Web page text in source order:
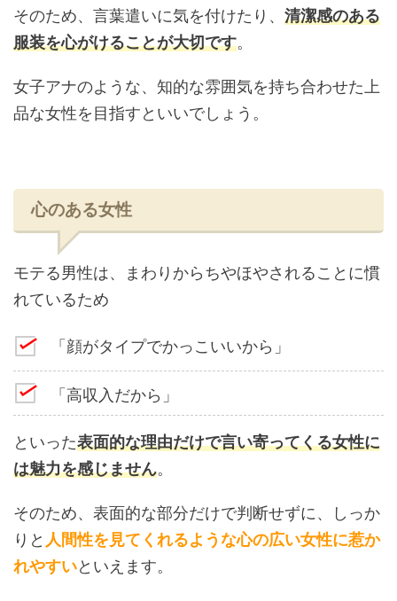
そのため、言葉遣いに気を付けたり、 清潔感のある
服装を心がけることが大切です。
女子アナのような、知的な雰囲気を持ち合わせた上
品な女性を目指すといいでしょう。
心のある女性
モテる男性は、まわりからちやほやされることに慣
れているため
「顔がタイプでかっこいいから」
「高収入だから」
といった表面的な理由だけで言い寄ってくる女性に
は魅力を感じません。
そのため、表面的な部分だけで判断せずに、しっか
りと 人間性を見てくれるような心の広い女性に惹か
れやすいといえます。